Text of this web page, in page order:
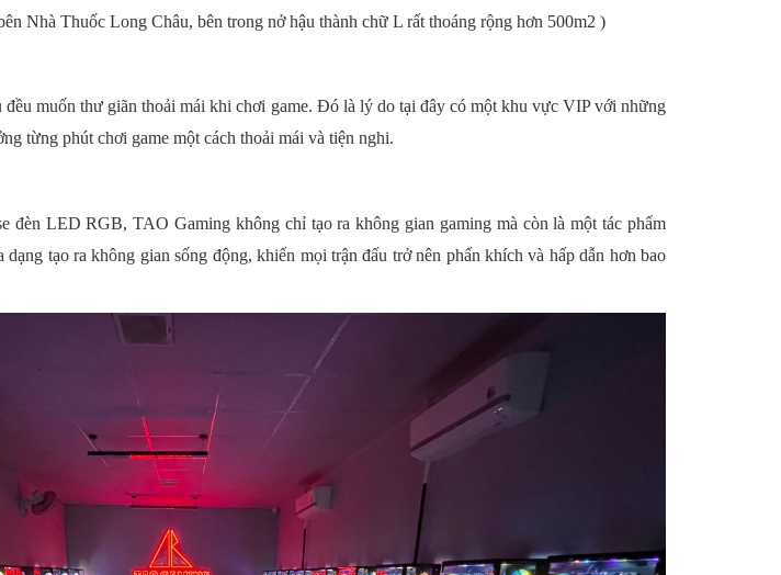
Nhà Thuốc Long Châu, bên trong nở hậu thành chữ L rất thoáng rộng hơn 500m2 )
muốn thư giãn thoải mái khi chơi game. Đó là lý do tại đây có một khu vực VIP với những
từng phút chơi game một cách thoải mái và tiện nghi.
đèn LED RGB, TAO Gaming không chỉ tạo ra không gian gaming mà còn là một tác phẩm
tạo ra không gian sống động, khiến mọi trận đấu trở nên phấn khích và hấp dẫn hơn bao